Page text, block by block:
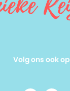
Volg ons ook op